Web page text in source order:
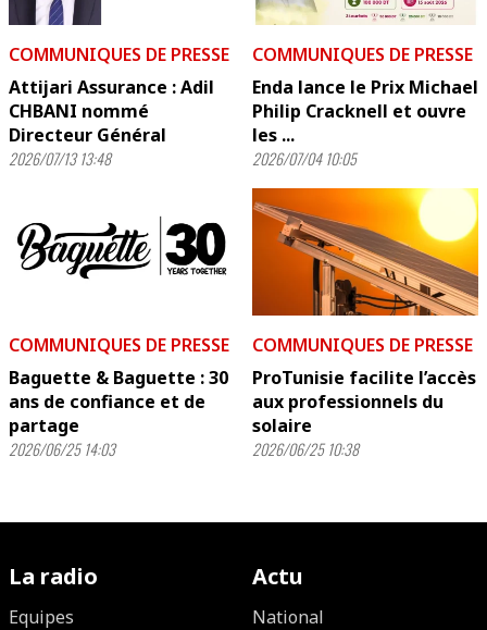
COMMUNIQUES DE PRESSE
Attijari Assurance : Adil
CHBANI nommé
Directeur Général
2026/07/13 13:48
COMMUNIQUES DE PRESSE
Enda lance le Prix Michael
Philip Cracknell et ouvre
les ...
2026/07/04 10:05
COMMUNIQUES DE PRESSE
Baguette & Baguette : 30
ans de confiance et de
partage
2026/06/25 14:03
COMMUNIQUES DE PRESSE
ProTunisie facilite l’accès
aux professionnels du
solaire
2026/06/25 10:38
La radio
Equipes
Actu
National